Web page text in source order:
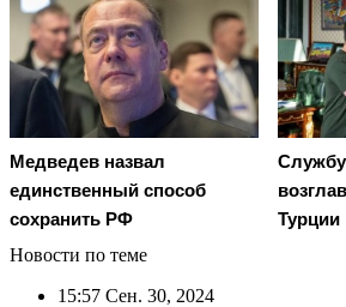
Медведев назвал
единственный способ
сохранить РФ
Турции
Новости по теме
15:57 Сен. 30, 2024